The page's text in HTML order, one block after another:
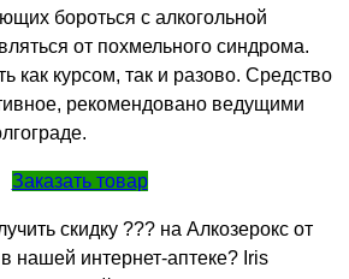
бороться с алкогольной
от похмельного синдрома.
как курсом, так и разово. Средство
рекомендовано ведущими
Заказать товар
скидку ??? на Алкозерокс от
нашей интернет-аптеке? Iris